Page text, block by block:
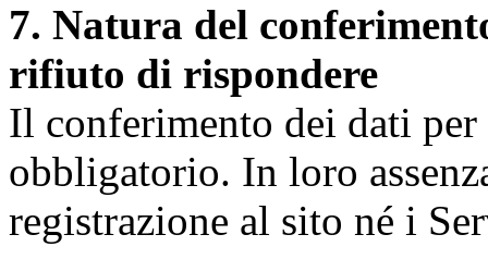
7. Natura del
rifiuto di rispondere
Il conferimento dei dati
obbligatorio. In loro
registrazione al sito né i